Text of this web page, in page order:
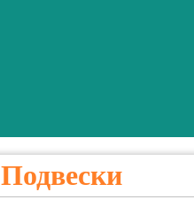
Подвески